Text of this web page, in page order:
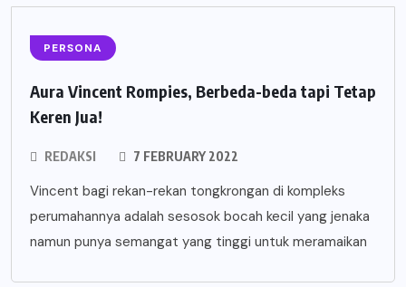
PERSONA
Aura Vincent Rompies, Berbeda-beda tapi Tetap
Keren Jua!
REDAKSI 7 FEBRUARY 2022
Vincent bagi rekan-rekan tongkrongan di kompleks
perumahannya adalah sesosok bocah kecil yang jenaka
namun punya semangat yang tinggi untuk meramaikan